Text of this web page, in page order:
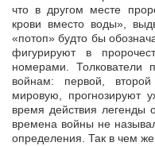
что в другом месте
крови вместо воды»,
«потоп» будто бы
фигурируют в
номерами. Толкователи
войнам: первой,
мировую, прогнозируют
время действия
времена войны не
определения. Так в чем